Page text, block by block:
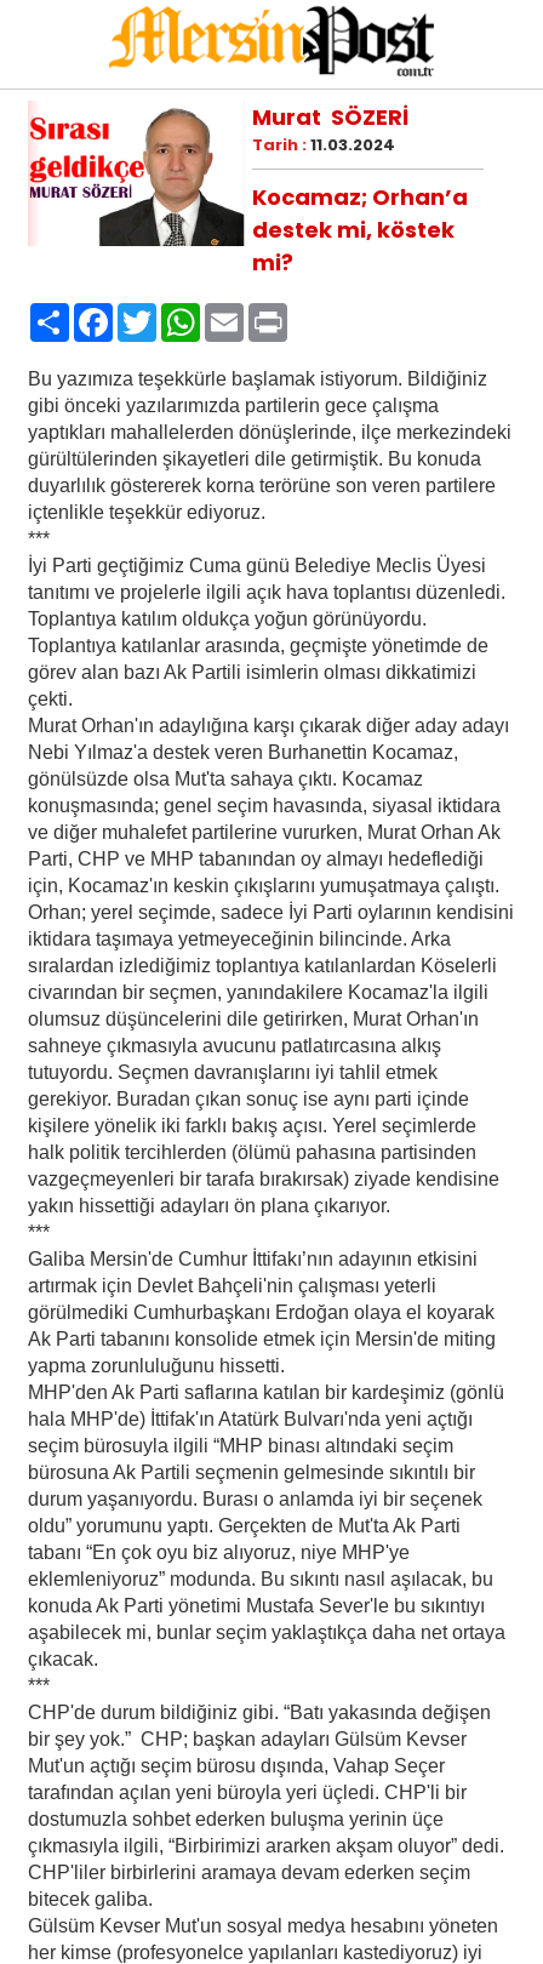
Murat SÖZERİ
Tarih :11.03.2024
Kocamaz; Orhan’a
destek mi, köstek
mi?
PaylaşFacebook
TwitterWhatsApp
EmailPrint
Bu yazımıza teşekkürle başlamak istiyorum. Bildiğiniz
gibi önceki yazılarımızda partilerin gece çalışma
yaptıkları mahallelerden dönüşlerinde, ilçe merkezindeki
gürültülerinden şikayetleri dile getirmiştik. Bu konuda
duyarlılık göstererek korna terörüne son veren partilere
içtenlikle teşekkür ediyoruz.
***
İyi Parti geçtiğimiz Cuma günü Belediye Meclis Üyesi
tanıtımı ve projelerle ilgili açık hava toplantısı düzenledi.
Toplantıya katılım oldukça yoğun görünüyordu.
Toplantıya katılanlar arasında, geçmişte yönetimde de
görev alan bazı Ak Partili isimlerin olması dikkatimizi
çekti.
Murat Orhan'ın adaylığına karşı çıkarak diğer aday adayı
Nebi Yılmaz'a destek veren Burhanettin Kocamaz,
gönülsüzde olsa Mut'ta sahaya çıktı. Kocamaz
konuşmasında; genel seçim havasında, siyasal iktidara
ve diğer muhalefet partilerine vururken, Murat Orhan Ak
Parti, CHP ve MHP tabanından oy almayı hedeflediği
için, Kocamaz'ın keskin çıkışlarını yumuşatmaya çalıştı.
Orhan; yerel seçimde, sadece İyi Parti oylarının kendisini
iktidara taşımaya yetmeyeceğinin bilincinde. Arka
sıralardan izlediğimiz toplantıya katılanlardan Köselerli
civarından bir seçmen, yanındakilere Kocamaz'la ilgili
olumsuz düşüncelerini dile getirirken, Murat Orhan'ın
sahneye çıkmasıyla avucunu patlatırcasına alkış
tutuyordu. Seçmen davranışlarını iyi tahlil etmek
gerekiyor. Buradan çıkan sonuç ise aynı parti içinde
kişilere yönelik iki farklı bakış açısı. Yerel seçimlerde
halk politik tercihlerden (ölümü pahasına partisinden
vazgeçmeyenleri bir tarafa bırakırsak) ziyade kendisine
yakın hissettiği adayları ön plana çıkarıyor.
***
Galiba Mersin'de Cumhur İttifakı’nın adayının etkisini
artırmak için Devlet Bahçeli'nin çalışması yeterli
görülmediki Cumhurbaşkanı Erdoğan olaya el koyarak
Ak Parti tabanını konsolide etmek için Mersin'de miting
yapma zorunluluğunu hissetti.
MHP'den Ak Parti saflarına katılan bir kardeşimiz (gönlü
hala MHP'de) İttifak'ın Atatürk Bulvarı'nda yeni açtığı
seçim bürosuyla ilgili “MHP binası altındaki seçim
bürosuna Ak Partili seçmenin gelmesinde sıkıntılı bir
durum yaşanıyordu. Burası o anlamda iyi bir seçenek
oldu” yorumunu yaptı. Gerçekten de Mut'ta Ak Parti
tabanı “En çok oyu biz alıyoruz, niye MHP'ye
eklemleniyoruz” modunda. Bu sıkıntı nasıl aşılacak, bu
konuda Ak Parti yönetimi Mustafa Sever'le bu sıkıntıyı
aşabilecek mi, bunlar seçim yaklaştıkça daha net ortaya
çıkacak.
***
CHP'de durum bildiğiniz gibi. “Batı yakasında değişen
bir şey yok.” CHP; başkan adayları Gülsüm Kevser
Mut'un açtığı seçim bürosu dışında, Vahap Seçer
tarafından açılan yeni büroyla yeri üçledi. CHP'li bir
dostumuzla sohbet ederken buluşma yerinin üçe
çıkmasıyla ilgili, “Birbirimizi ararken akşam oluyor” dedi.
CHP'liler birbirlerini aramaya devam ederken seçim
bitecek galiba.
Gülsüm Kevser Mut'un sosyal medya hesabını yöneten
her kimse (profesyonelce yapılanları kastediyoruz) iyi